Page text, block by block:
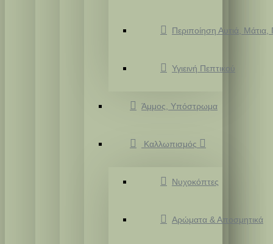
Περιποίηση Αυτιά,
Υγιεινή Πεπτικού
Άμμος, Υπόστρωμα
Καλλωπισμός
Νυχοκόπτες
Αρώματα & Αποσμητικά